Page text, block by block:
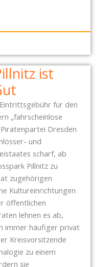
ist
für den
„fahrscheinlose
Piratenpartei Dresden
und
scharf, ab
Pillnitz zu
zugehörigen
Kultureinrichtungen
öffentlichen
lehnen es ab,
immer häufiger privat
Kreisvorsitzende
zu einem
sie